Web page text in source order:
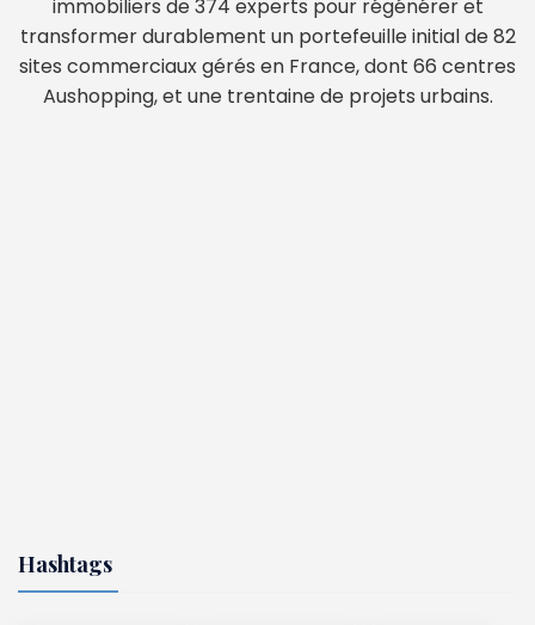
immobiliers de 374 experts pour régénérer et
transformer durablement un portefeuille initial de 82
sites commerciaux gérés en France, dont 66 centres
Aushopping, et une trentaine de projets urbains.
Hashtags